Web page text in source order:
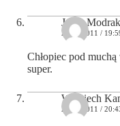
Jerzy Modrak
21/02/2011 /
Chłopiec pod
super.
Wojciech
21/02/2011 /